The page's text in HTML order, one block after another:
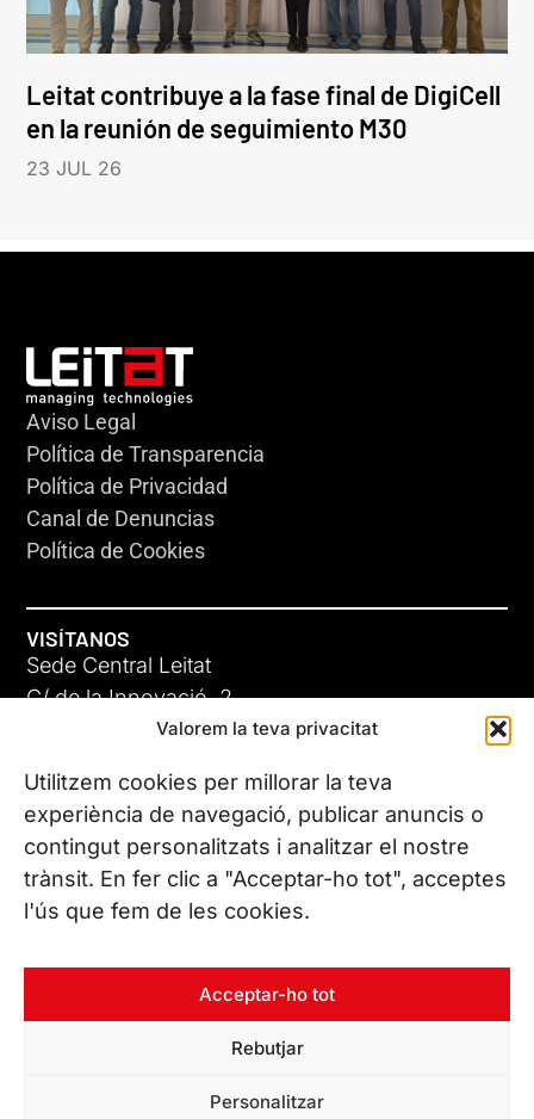
Valorem la teva privacitat
Utilitzem cookies per millorar la teva
experiència de navegació, publicar anuncis o
contingut personalitzats i analitzar el nostre
trànsit. En fer clic a "Acceptar-ho tot", acceptes
l'ús que fem de les cookies.
Acceptar-ho tot
Rebutjar
Personalitzar
Leitat contribuye a la fase final de DigiCell
en la reunión de seguimiento M30
23 JUL 26
Aviso Legal
Política de Transparencia
Política de Privacidad
Canal de Denuncias
Política de Cookies
VISÍTANOS
Sede Central Leitat
C/ de la Innovació, 2
08225 Terrassa, (Barcelona)
Conoce todas nuestras sedes
CONTÁCTANOS
Tel. (+34) 937 882 300